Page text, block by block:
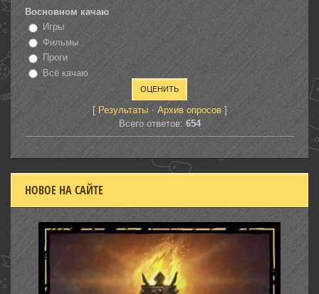
Восновном качаю
Игры
Фильмы
Проги
Всё качаю
[ Результаты· Архив опросов]
Всего ответов: 654
НОВОЕ НА САЙТЕ